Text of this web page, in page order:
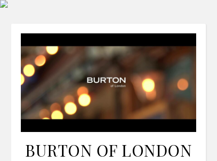
BURTON OF LONDON